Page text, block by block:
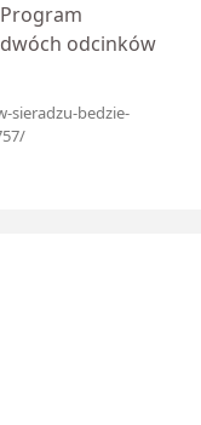
odcinków
sieradzu-bedzie-